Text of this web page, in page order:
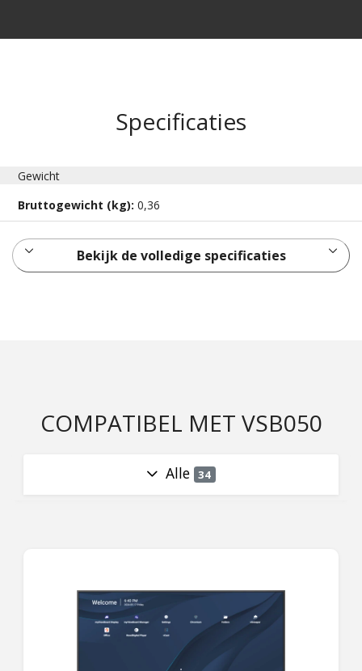
Specificaties
Gewicht
Bruttogewicht (kg):0,36
Bekijk de volledige specificaties
COMPATIBEL MET VSB050
Alle 34